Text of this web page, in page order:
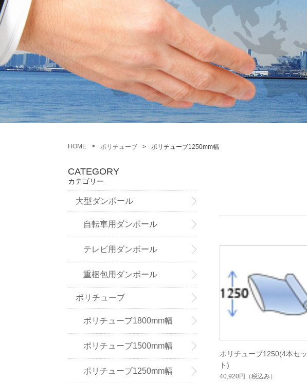
HOME ポリチューブ ポリチューブ1250mm幅
ポリチューブ1250(4本セッ
ト)
40,920円 （税込み）
CATEGORY
カテゴリー
大型ダンボール
自転車用ダンボール
テレビ用ダンボール
重梱包用ダンボール
ポリチューブ
ポリチューブ1800mm幅
ポリチューブ1500mm幅
ポリチューブ1250mm幅